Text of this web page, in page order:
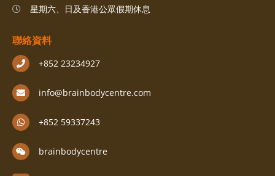
星期六、日及香港公眾假期休息
聯絡資料
+852 23234927
info@brainbodycentre.com
+852 59337243
brainbodycentre